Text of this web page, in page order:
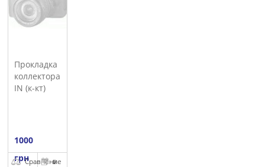
Прокладка
коллектора
IN (к-кт)
1000
грнСравнение
В